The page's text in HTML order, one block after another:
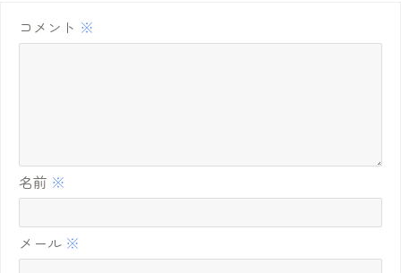
コメント ※
名前 ※
メール ※